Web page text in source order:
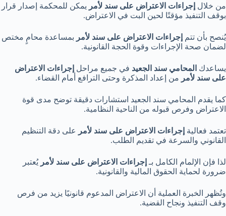
من خلال إجراءات الاعتراض على سند لأمر يمكن للمحكمة إصدار قرار
بوقف التنفيذ مؤقتًا لحين البت في الاعتراض.
يُنصح بأن تتم إجراءات الاعتراض على سند لأمر بمساعدة محامٍ مختص
لضمان صحة الإجراءات وقوة الحجة القانونية.
يساعدك المحامي سند الجعيد في جميع مراحل إجراءات الاعتراض
على سند لأمر من إعداد المذكرة وحتى الترافع أمام القضاء.
كما يقدم المحامي سند الجعيد استشارات دقيقة توضح مدى قوة
الاعتراض وفرص قبوله من الناحية النظامية.
تعتمد فعالية إجراءات الاعتراض على سند لأمر
على دقة التنظيم
القانوني والسرعة في تقديم الطلب.
لذا فإن الإلمام الكامل بـ إجراءات الاعتراض على سند لأمر يُعتبر
ضرورة لحماية الحقوق المالية والقانونية.
وتُظهر الخبرة العملية أن الاعتراض المدعوم قانونيًا يزيد من فرص
وقف التنفيذ ونجاح القضية.